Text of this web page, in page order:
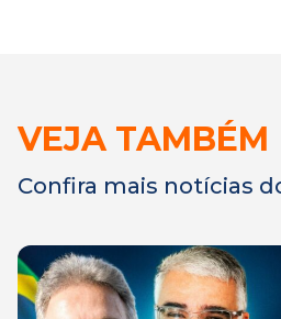
VEJA TAMBÉM
Confira mais notícias